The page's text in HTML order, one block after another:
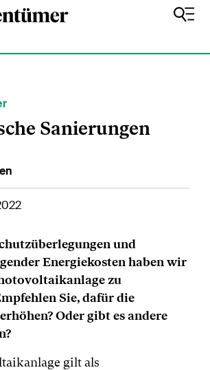
Sanierungen
und
Energiekosten haben wir
zu
Sie, dafür die
Oder gibt es andere
gilt als